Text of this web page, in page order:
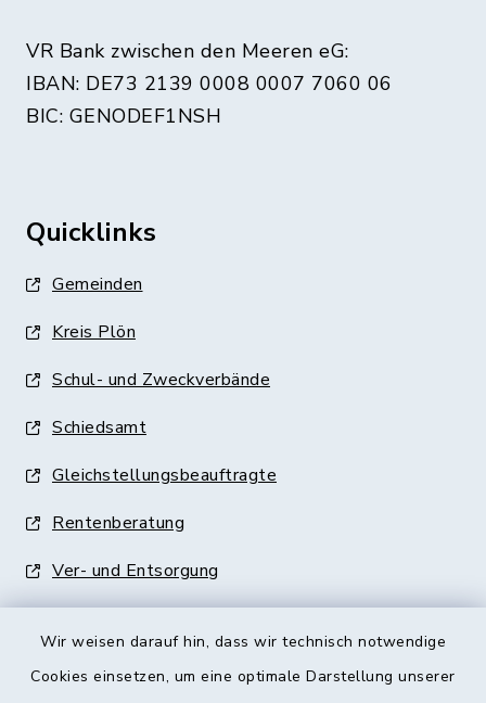
Wir weisen darauf hin, dass wir technisch notwendige
Cookies einsetzen, um eine optimale Darstellung unserer
VR Bank zwischen den Meeren eG:
IBAN: DE73 2139 0008 0007 7060 06
BIC: GENODEF1NSH
Quicklinks
Gemeinden
Kreis Plön
Schul- und Zweckverbände
Schiedsamt
Gleichstellungsbeauftragte
Rentenberatung
Ver- und Entsorgung